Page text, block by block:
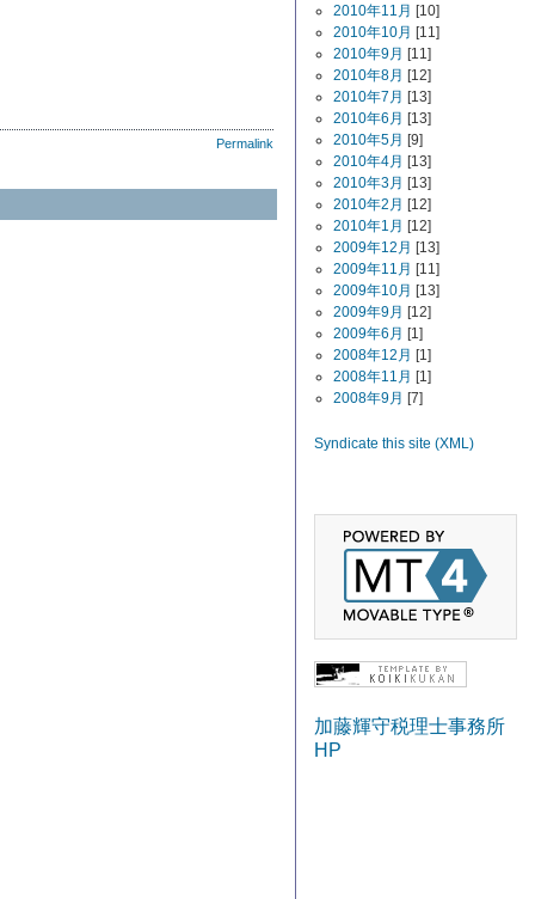
Permalink
2010年11月 [10]
2010年10月 [11]
2010年9月 [11]
2010年8月 [12]
2010年7月 [13]
2010年6月 [13]
2010年5月 [9]
2010年4月 [13]
2010年3月 [13]
2010年2月 [12]
2010年1月 [12]
2009年12月 [13]
2009年11月 [11]
2009年10月 [13]
2009年9月 [12]
2009年6月 [1]
2008年12月 [1]
2008年11月 [1]
2008年9月 [7]
Syndicate this site (XML)
加藤輝守税理士事務所
HP